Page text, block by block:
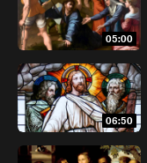
05:00
06:50